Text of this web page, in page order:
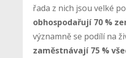
řada z nich jsou velké
obhospodařují 70 %
významně se podílí na
zaměstnávají 75 %